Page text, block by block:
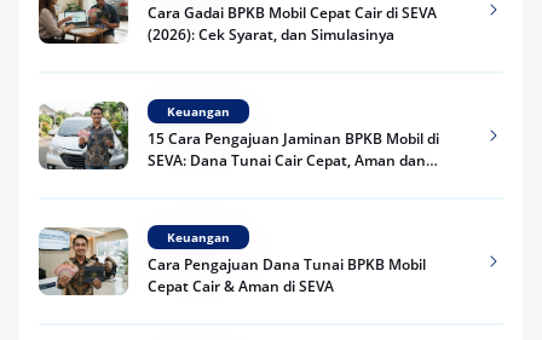
Cara Gadai BPKB Mobil Cepat Cair di SEVA
(2026): Cek Syarat, dan Simulasinya
Keuangan
15 Cara Pengajuan Jaminan BPKB Mobil di
SEVA: Dana Tunai Cair Cepat, Aman dan
Keuangan
Cara Pengajuan Dana Tunai BPKB Mobil
Cepat Cair & Aman di SEVA